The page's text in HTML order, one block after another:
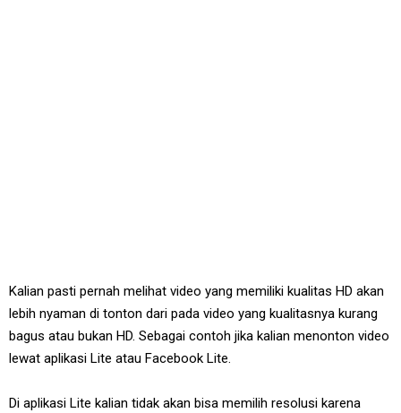
Kalian pasti pernah melihat video yang memiliki kualitas HD akan
lebih nyaman di tonton dari pada video yang kualitasnya kurang
bagus atau bukan HD. Sebagai contoh jika kalian menonton video
lewat aplikasi Lite atau Facebook Lite.
Di aplikasi Lite kalian tidak akan bisa memilih resolusi karena